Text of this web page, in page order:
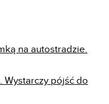
na autostradzie.
Wystarczy pójść do